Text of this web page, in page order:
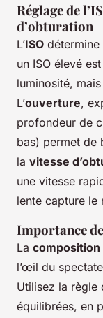
Réglage de
d’obturation
L’ISO
un ISO élevé
luminosité,
L’ouverture,
profondeur de
bas) permet de
la vitesse
une vitesse
lente capture le
Importance
La composition
l’œil du
Utilisez la règle
équilibrées, en